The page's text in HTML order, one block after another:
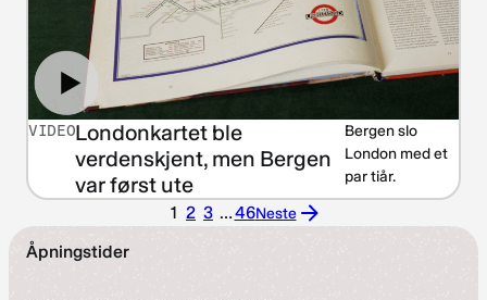
VIDEOLondonkartet ble
verdenskjent, men Bergen
var først ute
Bergen slo
London med et
par tiår.
1 2 3 …46Neste
Neste
Åpningstider